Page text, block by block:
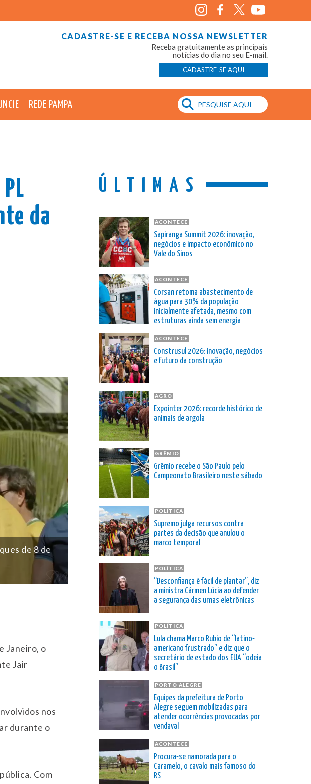
CADASTRE-SE E RECEBA NOSSA NEWSLETTER
Receba gratuitamente as principais
notícias do dia no seu E-mail.
CADASTRE-SE AQUI
REDE PAMPA
da
de 8 de
Janeiro, o
Jair
nos
durante o
Com
ÚLTIMAS
ACONTECE
Sapiranga Summit 2026: inovação,
negócios e impacto econômico no
Vale do Sinos
ACONTECE
Corsan retoma abastecimento de
água para 30% da população
inicialmente afetada, mesmo com
estruturas ainda sem energia
ACONTECE
Construsul 2026: inovação, negócios
e futuro da construção
AGRO
Expointer 2026: recorde histórico de
animais de argola
GRÊMIO
Grêmio recebe o São Paulo pelo
Campeonato Brasileiro neste sábado
POLÍTICA
Supremo julga recursos contra
partes da decisão que anulou o
marco temporal
POLÍTICA
“Desconfiança é fácil de plantar”, diz
a ministra Cármen Lúcia ao defender
a segurança das urnas eletrônicas
POLÍTICA
Lula chama Marco Rubio de “latino-
americano frustrado” e diz que o
secretário de estado dos EUA “odeia
o Brasil”
PORTO ALEGRE
Equipes da prefeitura de Porto
Alegre seguem mobilizadas para
atender ocorrências provocadas por
vendaval
ACONTECE
Procura-se namorada para o
Caramelo, o cavalo mais famoso do
RS